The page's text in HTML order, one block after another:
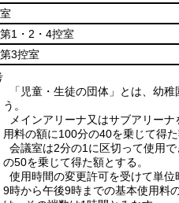
第1・2・4控室
第3控室
「児童・生徒の団体」とは、幼稚
う。
メインアリーナ又はサブアリーナ
用料の額に100分の40を乗じて得た
議室は2分の1に区切って使用で
の50を乗じて得た額とする。
用時間の変更許可を受けて単位
9時から午後9時までの基本使用料